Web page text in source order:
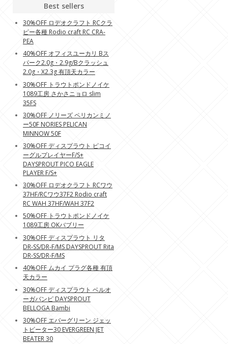
Best sellers
30%OFF ロデオクラフト RCクラ
ピー各種 Rodio craft RC CRA-
PEA
40%OFF オフィスユーカリ Bス
パーク2.0g・2.9g/Bクラッシュ
2.0g・X2.3g 有頂天カラー
30%OFF トラウトポンドノイケ
1089工房 さかさニョロ slim
35FS
30%OFF ノリーズ ペリカンミノ
ー50F NORIES PELICAN
MINNOW 50F
30%OFF ディスプラウト ピコイ
ーグルプレイヤーF/S+
DAYSPROUT PICO EAGLE
PLAYER F/S+
30%OFF ロデオクラフト RCワウ
37HF/RCワウ37F2 Rodio craft
RC WAH 37HF/WAH 37F2
50%OFF トラウトポンドノイケ
1089工房 OKバブリー
30%OFF ディスプラウト リタ
DR-SS/DR-F/MS DAYSPROUT Rita
DR-SS/DR-F/MS
40%OFF ムカイ プラグ各種 有頂
天カラー
30%OFF ディスプラウト ベルオ
ーガバンピ DAYSPROUT
BELLOGA Bambi
30%OFF エバーグリーン ジェッ
トビーター30 EVERGREEN JET
BEATER 30